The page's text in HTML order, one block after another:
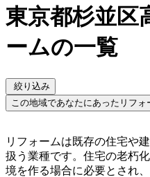
東京都杉並区
ームの一覧
絞り込み
この地域であなたにあったリフ
リフォームは既存の住宅や
扱う業種です。住宅の老朽
境を作る場合に必要とされ